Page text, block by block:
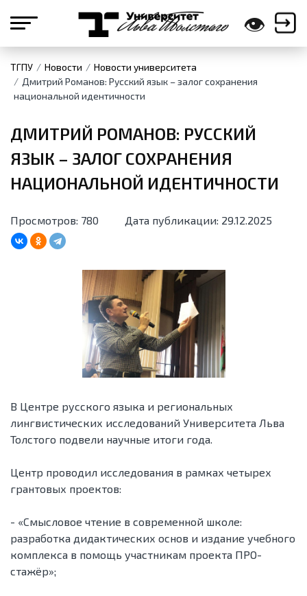
👁
ТГПУ Новости
Новости университета
Дмитрий Романов: Русский язык – залог сохранения
национальной идентичности
ДМИТРИЙ РОМАНОВ: РУССКИЙ
ЯЗЫК – ЗАЛОГ СОХРАНЕНИЯ
НАЦИОНАЛЬНОЙ ИДЕНТИЧНОСТИ
Просмотров: 780 Дата публикации: 29.12.2025
В Центре русского языка и региональных
лингвистических исследований Университета Льва
Толстого подвели научные итоги года.
Центр проводил исследования в рамках четырех
грантовых проектов:
- «Смысловое чтение в современной школе:
разработка дидактических основ и издание учебного
комплекса в помощь участникам проекта ПРО-
стажёр»;